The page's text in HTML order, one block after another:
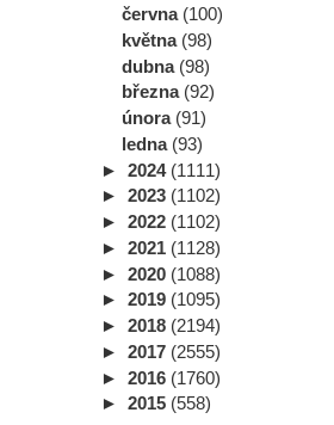
června (100)
května (98)
dubna (98)
března (92)
února (91)
ledna (93)
► 2024 (1111)
► 2023 (1102)
► 2022 (1102)
► 2021 (1128)
► 2020 (1088)
► 2019 (1095)
► 2018 (2194)
► 2017 (2555)
► 2016 (1760)
► 2015 (558)